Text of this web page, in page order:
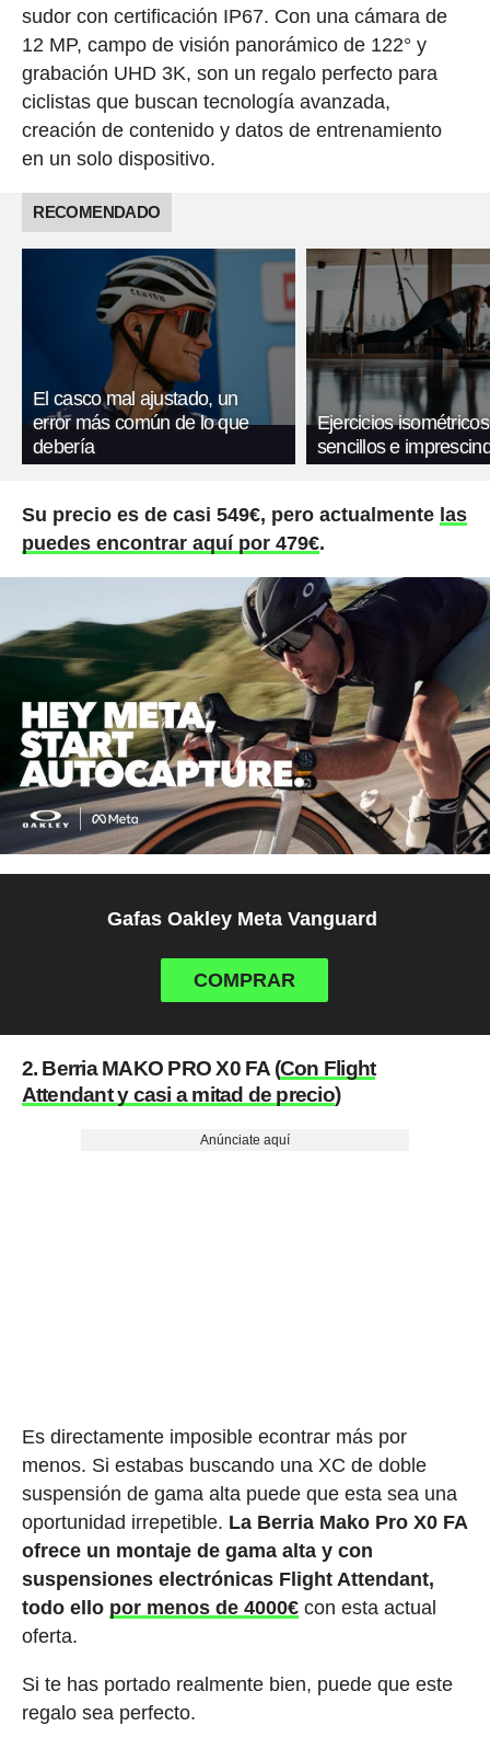
sudor con certificación IP67. Con una cámara de
12 MP, campo de visión panorámico de 122° y
grabación UHD 3K, son un regalo perfecto para
ciclistas que buscan tecnología avanzada,
creación de contenido y datos de entrenamiento
en un solo dispositivo.
RECOMENDADO
El casco mal ajustado, un
error más común de lo que
debería
Ejercicios
sencillos e
Su precio es de casi 549€, pero actualmente las
puedes encontrar aquí por 479€.
Gafas Oakley Meta Vanguard
COMPRAR
2. Berria MAKO PRO X0 FA (Con Flight
Attendant y casi a mitad de precio)
Anúnciate aquí
Es directamente imposible econtrar más por
menos. Si estabas buscando una XC de doble
suspensión de gama alta puede que esta sea una
oportunidad irrepetible. La Berria Mako Pro X0 FA
ofrece un montaje de gama alta y con
suspensiones electrónicas Flight Attendant,
todo ello por menos de 4000€ con esta actual
oferta.
Si te has portado realmente bien, puede que este
regalo sea perfecto.